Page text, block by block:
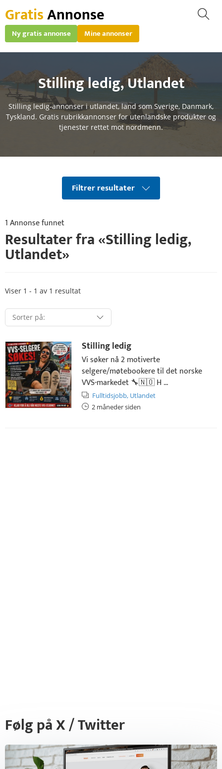
GratisAnnonse
Ny gratis annonse Mine annonser
Stilling ledig,Utlandet
Stilling ledig-annonser i utlandet, land som Sverige, Danmark,
Tyskland. Gratis rubrikkannonser for utenlandske produkter og
tjenester rettet mot nordmenn.
Filtrer resultater
1 Annonse funnet
Resultater fra «Stilling ledig,
Utlandet»
Viser 1 - 1 av 1 resultat
Stilling ledig
Vi søker nå 2 motiverte
selgere/møtebookere til det norske
VVS-markedet 🔧🇳🇴 H ...
Fulltidsjobb, Utlandet
2 måneder siden
Følg på X / Twitter